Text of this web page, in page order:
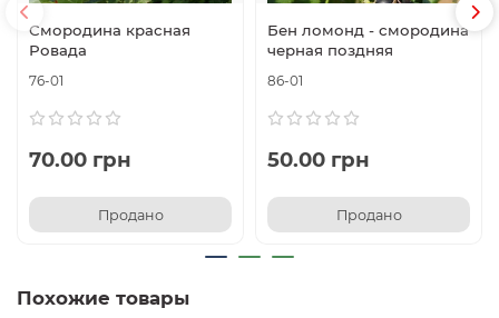
Смородина красная
Ровада
76-01
70.00 грн
Продано
Бен ломонд - смородина
черная поздняя
86-01
50.00 грн
Продано
Похожие товары